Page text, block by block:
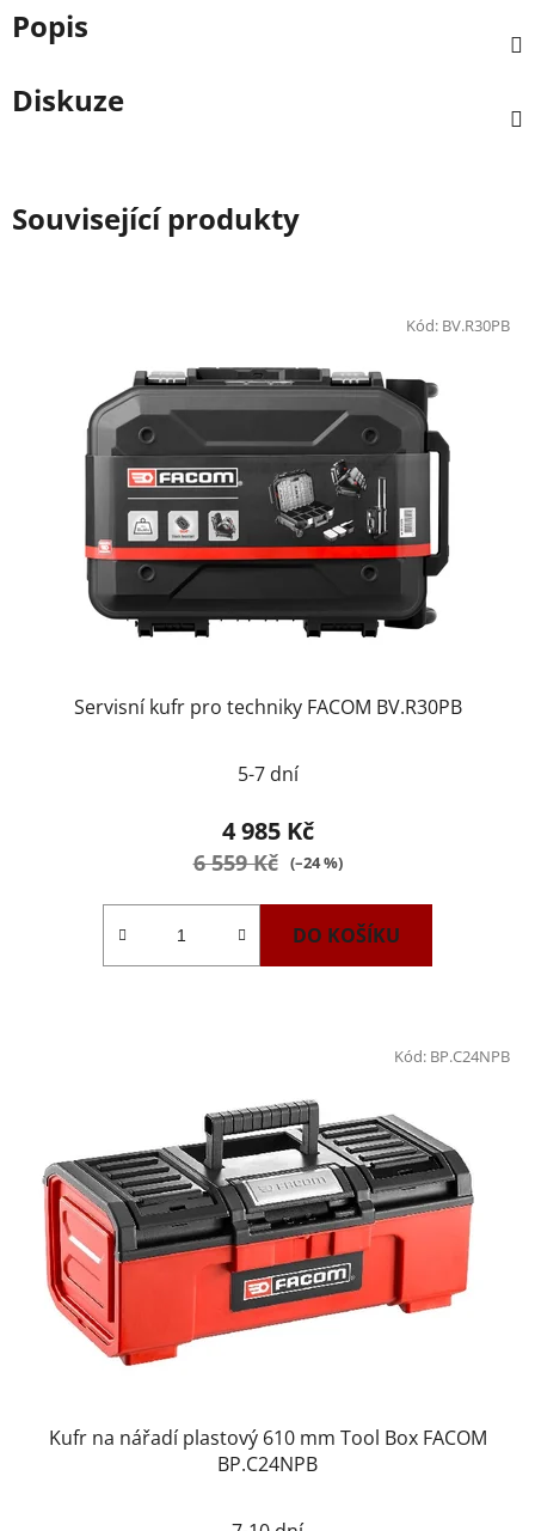
Popis
Diskuze
Související produkty
Servisní kufr pro techniky FACOM BV.R30PB
5-7 dní
4 985 Kč
6 559 Kč (–24 %)
DO KOŠÍKU
Kód: BV.R30PB
Kufr na nářadí plastový 610 mm Tool Box FACOM
BP.C24NPB
Kód: BP.C24NPB